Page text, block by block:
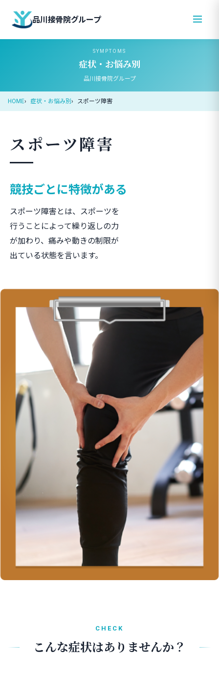
品川接骨院グループ
SYMPTOMS
症状・お悩み別
品川接骨院グループ
HOME 症状・お悩み別 スポーツ障害
スポーツ障害
競技ごとに特徴がある
スポーツ障害とは、スポーツを
行うことによって繰り返しの力
が加わり、痛みや動きの制限が
出ている状態を言います。
CHECK
こんな症状はありませんか？